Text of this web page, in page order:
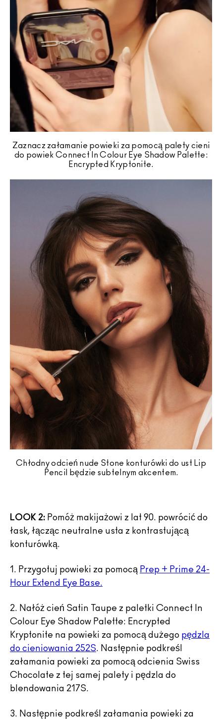
Zaznacz załamanie powieki za pomocą palety cieni
do powiek Connect In Colour Eye Shadow Palette:
Encrypted Kryptonite.
Chłodny odcień nude Stone konturówki do ust Lip
Pencil będzie subtelnym akcentem.
LOOK 2: Pomóż makijażowi z lat 90. powrócić do
łask, łącząc neutralne usta z kontrastującą
konturówką.
1. Przygotuj powieki za pomocą Prep + Prime 24-
Hour Extend Eye Base.
2. Nałóż cień Satin Taupe z paletki Connect In
Colour Eye Shadow Palette: Encrypted
Kryptonite na powieki za pomocą dużego pędzla
do cieniowania 252S. Następnie podkreśl
załamania powieki za pomocą odcienia Swiss
Chocolate z tej samej palety i pędzla do
blendowania 217S.
3. Następnie podkreśl załamania powieki za